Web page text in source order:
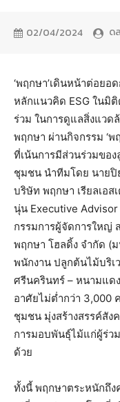
02/04/2024 ด
‘พฤกษา’เดินหน้าต่อยอ
หลักแนวคิด ESG ในมิ
ร่วม ในการดูแลสิ่งแว
พฤกษา ผ่านกิจกรรม ‘พ
ที่เน้นการมีส่วนร่วมขอ
ชุมชน นำทีมโดย นายปิ
บริษัท พฤกษา เรียลเอ
นุ่น Executive
กรรมการผู้จัดการใหญ่
พฤกษา โฮลดิ้ง จำกัด (
พนักงาน ปลูกต้นไม้บริเ
ศรีนครินทร์ – หนามแด
อาศัยไม่ต่ำกว่า 3,000
ชุมชน มุ่งสร้างสรรค์สัง
การมอบพันธุ์ไม้แก่ผู้ร่ว
ด้วย
ทั้งนี้ พฤกษาตระหนักถึ